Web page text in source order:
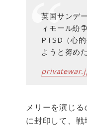
英国サンデ
ィモール紛
PTSD（心
ようと努め
メリーを演じ
に封印して、戦